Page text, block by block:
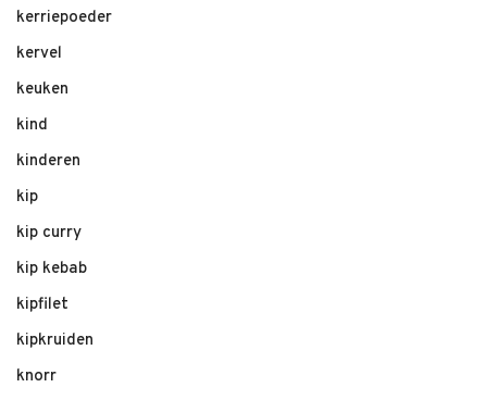
kerriepoeder
kervel
keuken
kind
kinderen
kip
kip curry
kip kebab
kipfilet
kipkruiden
knorr